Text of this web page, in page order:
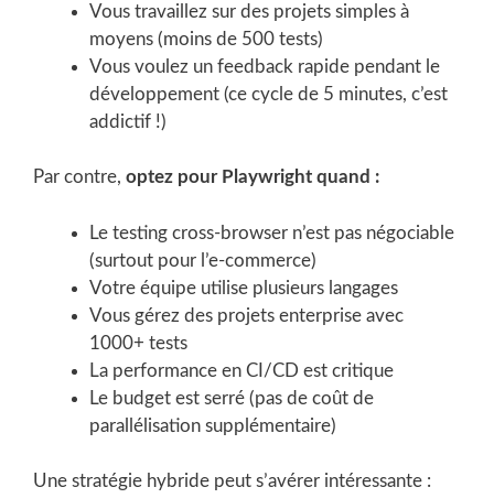
Vous travaillez sur des projets simples à
moyens (moins de 500 tests)
Vous voulez un feedback rapide pendant le
développement (ce cycle de 5 minutes, c’est
addictif !)
Par contre, optez pour Playwright quand :
Le testing cross-browser n’est pas négociable
(surtout pour l’e-commerce)
Votre équipe utilise plusieurs langages
Vous gérez des projets enterprise avec
1000+ tests
La performance en CI/CD est critique
Le budget est serré (pas de coût de
parallélisation supplémentaire)
Une stratégie hybride peut s’avérer intéressante :